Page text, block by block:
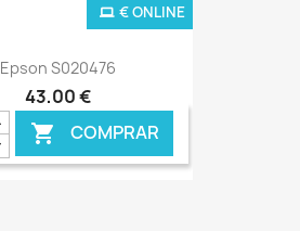
Epson S020476
43,00 €
 COMPRAR
€ ONLINE